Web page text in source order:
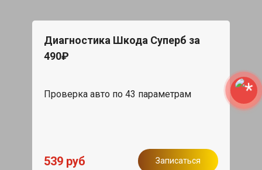
Диагностика Шкода Суперб за
490₽
Проверка авто по 43 параметрам
539 руб Записаться